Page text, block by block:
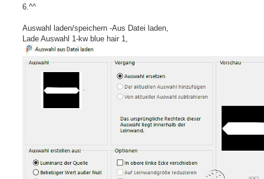
6.^^
Auswahl laden/speichern -Aus Datei laden,
Lade Auswahl 1-kw blue hair 1,